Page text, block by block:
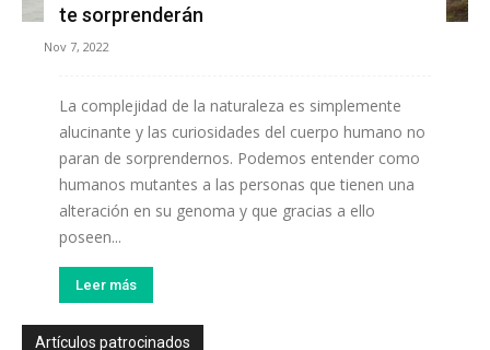
te sorprenderán
Nov 7, 2022
La complejidad de la naturaleza es simplemente
alucinante y las curiosidades del cuerpo humano no
paran de sorprendernos. Podemos entender como
humanos mutantes a las personas que tienen una
alteración en su genoma y que gracias a ello
poseen...
Leer más
Artículos patrocinados